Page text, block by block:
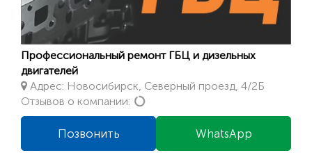
Профессиональный ремонт ГБЦ и дизельных
двигателей
Адрес: Новосибирск, Северный проезд, 4/2Б
Отзывов о компании:
WhatsApp
Позвонить